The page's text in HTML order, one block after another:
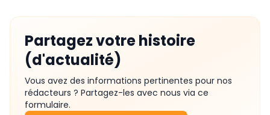
Partagez votre histoire
(d'actualité)
Vous avez des informations pertinentes pour nos
rédacteurs ? Partagez-les avec nous via ce
formulaire.